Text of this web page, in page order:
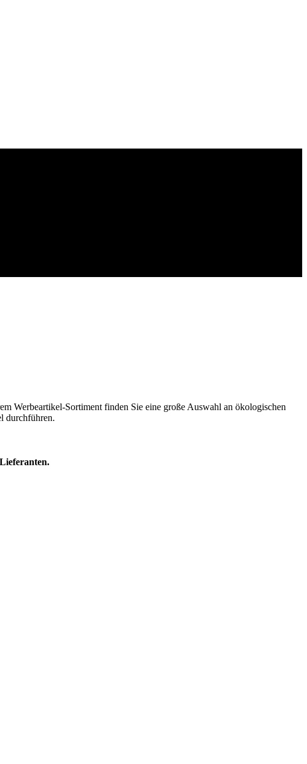
Werbeartikel-Sortiment finden Sie eine große Auswahl an ökologischen
durchführen.